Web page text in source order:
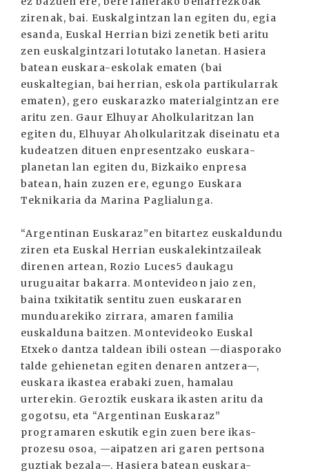
zirenak, bai. Euskalgintzan lan egiten du, egia
esanda, Euskal Herrian bizi zenetik beti aritu
zen euskalgintzari lotutako lanetan. Hasiera
batean euskara-eskolak ematen (bai
euskaltegian, bai herrian, eskola partikularrak
ematen), gero euskarazko materialgintzan ere
aritu zen. Gaur Elhuyar Aholkularitzan lan
egiten du, Elhuyar Aholkularitzak diseinatu eta
kudeatzen dituen enpresentzako euskara-
planetan lan egiten du, Bizkaiko enpresa
batean, hain zuzen ere, egungo Euskara
Teknikaria da Marina Paglialunga.
“Argentinan Euskaraz”en bitartez euskaldundu
ziren eta Euskal Herrian euskalekintzaileak
direnen artean, Rozio Luces5 daukagu
uruguaitar bakarra. Montevideon jaio zen,
baina txikitatik sentitu zuen euskararen
munduarekiko zirrara, amaren familia
euskalduna baitzen. Montevideoko Euskal
Etxeko dantza taldean ibili ostean —diasporako
talde gehienetan egiten denaren antzera—,
euskara ikastea erabaki zuen, hamalau
urterekin. Geroztik euskara ikasten aritu da
gogotsu, eta “Argentinan Euskaraz”
programaren eskutik egin zuen bere ikas-
prozesu osoa, —aipatzen ari garen pertsona
guztiak bezala—. Hasiera batean euskara-